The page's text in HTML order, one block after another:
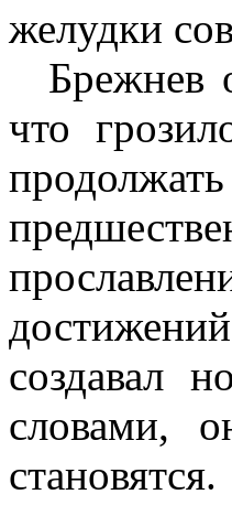
желудки
Брежнев
что
создавал
словами,
становятся.